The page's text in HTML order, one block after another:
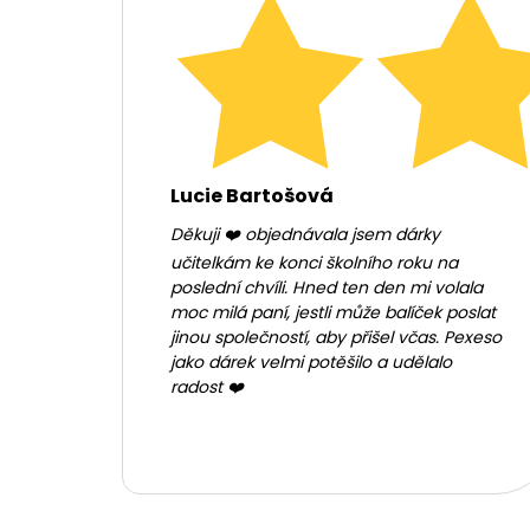
Lucie Bartošová
Děkuji ❤️ objednávala jsem dárky
učitelkám ke konci školního roku na
poslední chvíli. Hned ten den mi volala
moc milá paní, jestli může balíček poslat
jinou společností, aby přišel včas. Pexeso
jako dárek velmi potěšilo a udělalo
radost ❤️